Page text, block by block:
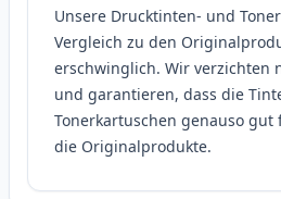
Unsere Drucktinten- und
Vergleich zu den
erschwinglich. Wir verzichten
und garantieren, dass die
Tonerkartuschen genauso
die Originalprodukte.